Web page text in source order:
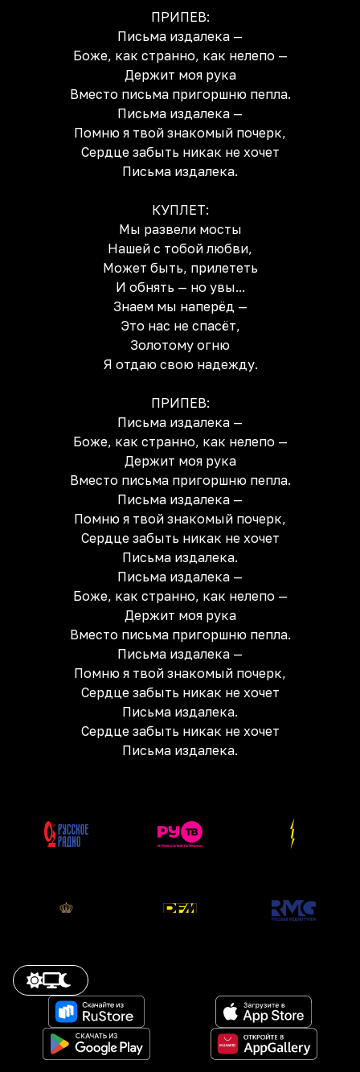
ПРИПЕВ:
Письма издалека —
Боже, как странно, как нелепо —
Держит моя рука
Вместо письма пригоршню пепла.
Письма издалека —
Помню я твой знакомый почерк,
Сердце забыть никак не хочет
Письма издалека.
КУПЛЕТ:
Мы развели мосты
Нашей с тобой любви,
Может быть, прилететь
И обнять — но увы...
Знаем мы наперёд —
Это нас не спасёт,
Золотому огню
Я отдаю свою надежду.
ПРИПЕВ:
Письма издалека —
Боже, как странно, как нелепо —
Держит моя рука
Вместо письма пригоршню пепла.
Письма издалека —
Помню я твой знакомый почерк,
Сердце забыть никак не хочет
Письма издалека.
Письма издалека —
Боже, как странно, как нелепо —
Держит моя рука
Вместо письма пригоршню пепла.
Письма издалека —
Помню я твой знакомый почерк,
Сердце забыть никак не хочет
Письма издалека.
Сердце забыть никак не хочет
Письма издалека.